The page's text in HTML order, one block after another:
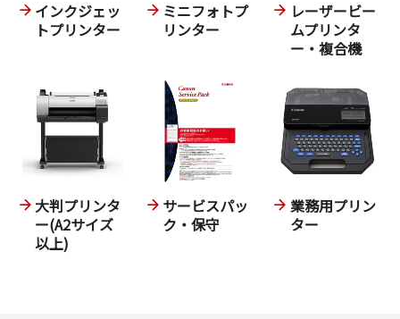
インクジェッ
トプリンター
ミニフォトプ
リンター
レーザービー
ムプリンタ
ー・複合機
大判プリンタ
ー(A2サイズ
以上)
サービスパッ
ク・保守
業務用プリン
ター